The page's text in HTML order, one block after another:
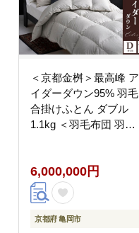
＜京都金桝＞最高峰 ア
イダーダウン95% 羽毛
合掛けふとん ダブル
1.1kg ＜羽毛布団 羽毛
ルク 絹 寝具＞｜モナク
6,000,000円
京都府 亀岡市